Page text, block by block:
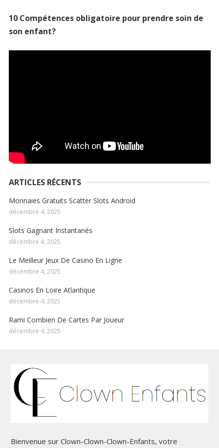
10 Compétences obligatoire pour prendre soin de
son enfant?
ARTICLES RÉCENTS
Monnaies Gratuits Scatter Slots Android
décembre 4, 2025
Slots Gagnant Instantanés
décembre 4, 2025
Le Meilleur Jeux De Casino En Ligne
décembre 4, 2025
Casinos En Loire Atlantique
décembre 4, 2025
Rami Combien De Cartes Par Joueur
décembre 4, 2025
Bienvenue sur Clown-Clown-Clown-Enfants, votre